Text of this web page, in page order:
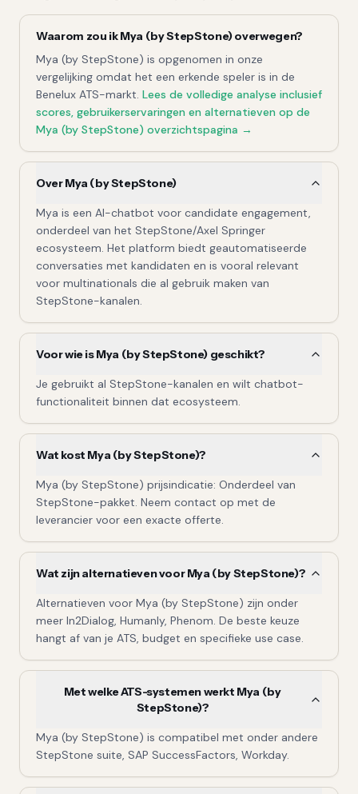
Waarom zou ikMya (by StepStone)overwegen?
Mya (by StepStone) is opgenomen in onze
vergelijking omdat het een erkende speler is in de
Benelux ATS-markt. Lees de volledige analyse inclusief
scores, gebruikerservaringen en alternatieven op de
Mya (by StepStone) overzichtspagina →
Over Mya (by StepStone)
Mya is een AI-chatbot voor candidate engagement,
onderdeel van het StepStone/Axel Springer
ecosysteem. Het platform biedt geautomatiseerde
conversaties met kandidaten en is vooral relevant
voor multinationals die al gebruik maken van
StepStone-kanalen.
Voor wie is Mya (by StepStone) geschikt?
Je gebruikt al StepStone-kanalen en wilt chatbot-
functionaliteit binnen dat ecosysteem.
Wat kost Mya (by StepStone)?
Mya (by StepStone) prijsindicatie: Onderdeel van
StepStone-pakket. Neem contact op met de
leverancier voor een exacte offerte.
Wat zijn alternatieven voor Mya (by StepStone)?
Alternatieven voor Mya (by StepStone) zijn onder
meer In2Dialog, Humanly, Phenom. De beste keuze
hangt af van je ATS, budget en specifieke use case.
Met welke ATS-systemen werkt Mya (by
StepStone)?
Mya (by StepStone) is compatibel met onder andere
StepStone suite, SAP SuccessFactors, Workday.